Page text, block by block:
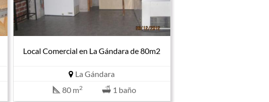
Local Comercial en La Gándara de 80m2
La Gándara
80 m2 1 baño